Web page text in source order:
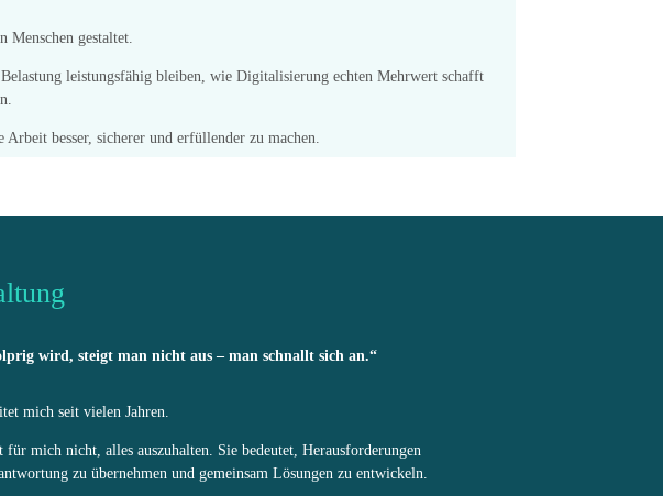
gestaltet.
leistungsfähig bleiben, wie Digitalisierung echten Mehrwert schafft
besser, sicherer und erfüllender zu machen.
wird, steigt man nicht aus – man schnallt sich an.“
mich seit vielen Jahren.
für mich nicht, alles auszuhalten. Sie bedeutet, Herausforderungen
zu übernehmen und gemeinsam Lösungen zu entwickeln.